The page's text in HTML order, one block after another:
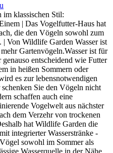
im klassischen Stil:
| Das Vogelfutter-Haus hat
die den Vögeln sowohl zum
Von Wildlife Garden Wasser ist
Gartenvögeln.Wasser ist für
entscheidend wie Futter
in heißen Sommern oder
es zur lebensnotwendigen
Sie den Vögeln nicht
schaffen auch eine
Vogelwelt aus nächster
dem Verzehr von trockenen
hat Wildlife Garden die
integrierter Wasserstränke -
sowohl im Sommer als
Wasserquelle in der Nähe